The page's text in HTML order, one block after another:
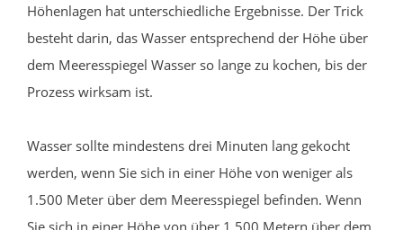
Höhenlagen hat unterschiedliche Ergebnisse. Der Trick
besteht darin, das Wasser entsprechend der Höhe über
dem Meeresspiegel Wasser so lange zu kochen, bis der
Prozess wirksam ist.
Wasser sollte mindestens drei Minuten lang gekocht
werden, wenn Sie sich in einer Höhe von weniger als
1.500 Meter über dem Meeresspiegel befinden. Wenn
Sie sich in einer Höhe von über 1.500 Metern über dem